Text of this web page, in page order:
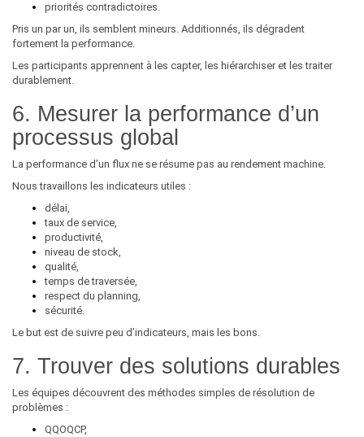
priorités contradictoires.
Pris un par un, ils semblent mineurs. Additionnés, ils dégradent
fortement la performance.
Les participants apprennent à les capter, les hiérarchiser et les traiter
durablement.
6. Mesurer la performance d’un
processus global
La performance d’un flux ne se résume pas au rendement machine.
Nous travaillons les indicateurs utiles :
délai,
taux de service,
productivité,
niveau de stock,
qualité,
temps de traversée,
respect du planning,
sécurité.
Le but est de suivre peu d’indicateurs, mais les bons.
7. Trouver des solutions durables
Les équipes découvrent des méthodes simples de résolution de
problèmes :
QQOQCP,